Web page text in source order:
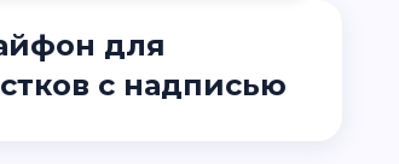
для
с надписью